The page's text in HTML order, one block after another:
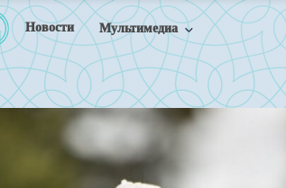
Новости Мультимедиа